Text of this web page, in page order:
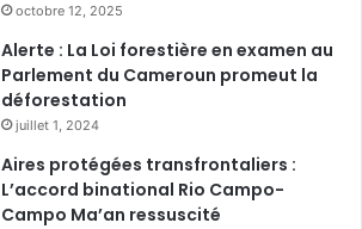
octobre 12, 2025
Alerte : La Loi forestière en examen au
Parlement du Cameroun promeut la
déforestation
juillet 1, 2024
Aires protégées transfrontaliers :
L’accord binational Rio Campo-
Campo Ma’an ressuscité